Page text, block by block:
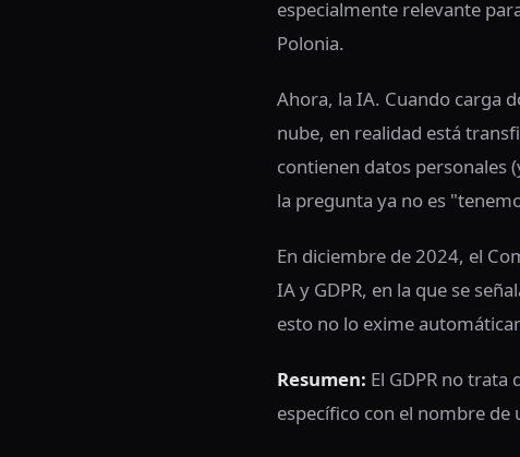
especialmente relevante
Polonia.
Ahora, la IA. Cuando carga
nube, en realidad está
contienen datos personales
la pregunta ya no es
En diciembre de 2024, el
IA y GDPR, en la que se
esto no lo exime
Resumen: El GDPR no
específico con el nombre de